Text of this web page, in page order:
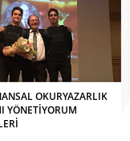
OKURYAZARLIK
YÖNETİYORUM